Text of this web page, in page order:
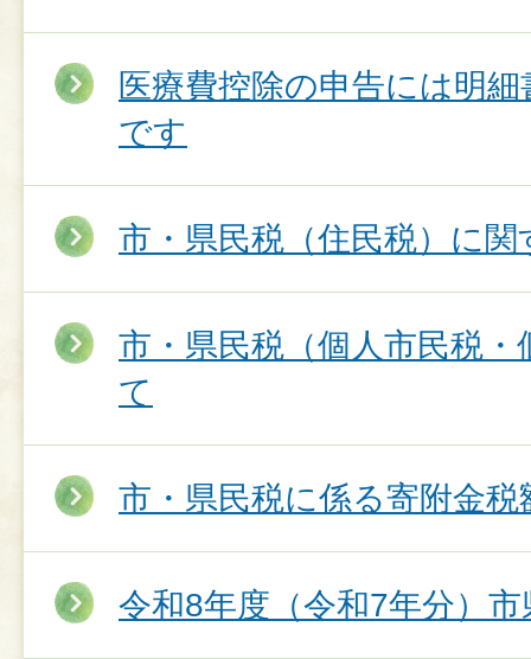
医療費控除の申告には明
です
市・県民税（住民税）に関
市・県民税（個人市民税
て
市・県民税に係る寄附金税
令和8年度（令和7年分）